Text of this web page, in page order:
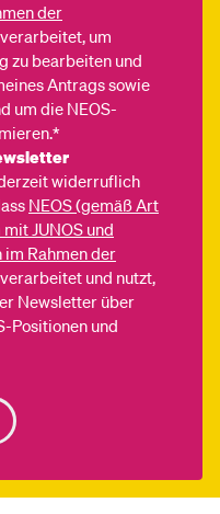
der
verarbeitet, um
zu bearbeiten und
Antrags sowie
um die NEOS-
widerruflich
NEOS (gemäß Art
JUNOS und
im Rahmen der
verarbeitet und nutzt,
Newsletter über
Positionen und